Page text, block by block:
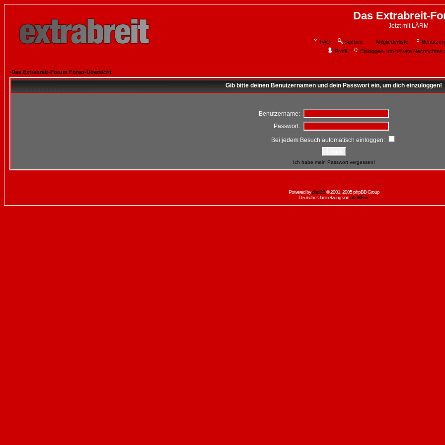
Das Extrabreit-
Jetzt mit LÄRM
FAQ Suchen Mitgliederliste
Profil
Einloggen, um private Nachrichten
Das Extrabreit-Forum Foren-Übersicht
Gib bitte deinen Benutzernamen und dein Passwort ein, um dich einzuloggen!
Benutzername:
Passwort:
Bei jedem Besuch automatisch einloggen:
Ich habe mein Passwort vergessen!
Powered byphpBB© 2001, 2005 phpBB Group
Deutsche Übersetzung vonphpBB.de